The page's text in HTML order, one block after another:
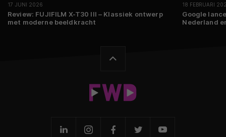
17 JUNI 2026
Review: FUJIFILM X-T30 III – Klassiek ontwerp
met moderne beeldkracht
18 FEBRUARI
Google
Nederland